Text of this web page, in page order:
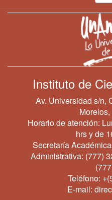
Instituto de
Av. Universidad s/n,
Horario de atención:
hrs y de
Secretaría
Administrativa: (777)
Teléfono:
E-mail: